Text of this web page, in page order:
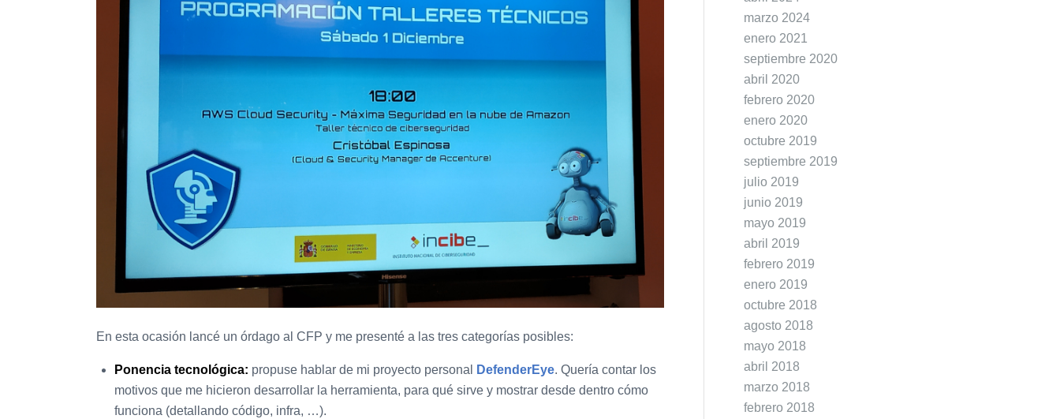
En esta ocasión lancé un órdago al CFP y me presenté a las tres categorías posibles:
Ponencia tecnológica: propuse hablar de mi proyecto personal DefenderEye. Quería contar los
motivos que me hicieron desarrollar la herramienta, para qué sirve y mostrar desde dentro cómo
funciona (detallando código, infra, …).
marzo 2024
enero 2021
septiembre 2020
abril 2020
febrero 2020
enero 2020
octubre 2019
septiembre 2019
julio 2019
junio 2019
mayo 2019
abril 2019
febrero 2019
enero 2019
octubre 2018
agosto 2018
mayo 2018
abril 2018
marzo 2018
febrero 2018